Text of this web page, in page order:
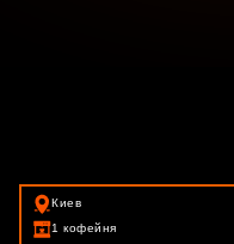
Киев
1 кофейня